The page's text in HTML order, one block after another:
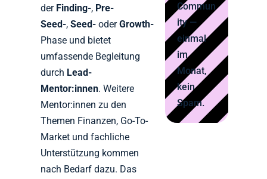
der Finding-, Pre-
Seed-,Seed- oderGrowth-
Phase und bietet
umfassende Begleitung
durch Lead-
Mentor:innen. Weitere
Mentor:innen zu den
Themen Finanzen, Go-To-
Market und fachliche
Unterstützung kommen
nach Bedarf dazu. Das
Commun
ity —
einmal
im
Monat,
kein
Spam.